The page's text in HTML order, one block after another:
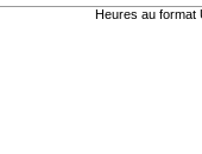
Heures au format